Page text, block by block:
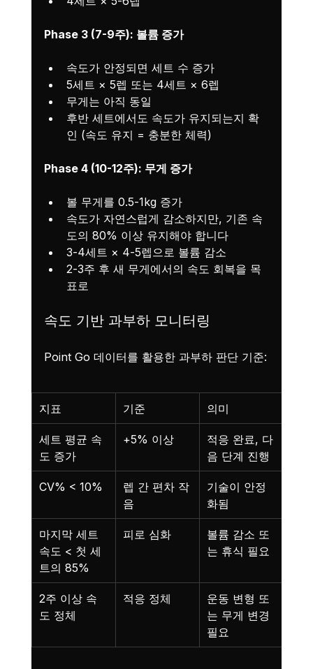
Phase 3 (7-9주): 볼륨 증가
속도가 안정되면 세트 수 증가
5세트 × 5렙 또는 4세트 × 6렙
무게는 아직 동일
후반 세트에서도 속도가 유지되는지 확
인 (속도 유지 = 충분한 체력)
Phase 4 (10-12주): 무게 증가
볼 무게를 0.5-1kg 증가
속도가 자연스럽게 감소하지만, 기존 속
도의 80% 이상 유지해야 합니다
3-4세트 × 4-5렙으로 볼륨 감소
2-3주 후 새 무게에서의 속도 회복을 목
표로
속도 기반 과부하 모니터링
Point Go 데이터를 활용한 과부하 판단 기준:
지표 기준 의미
세트 평균 속
도 증가
+5% 이상
적응 완료, 다
음 단계 진행
CV% < 10%
렙 간 편차 작
음
기술이 안정
화됨
마지막 세트
속도 < 첫 세
트의 85%
피로 심화
볼륨 감소 또
는 휴식 필요
2주 이상 속
도 정체
적응 정체
운동 변형 또
는 무게 변경
필요